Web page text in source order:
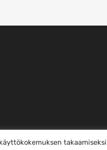
be fulfilled.